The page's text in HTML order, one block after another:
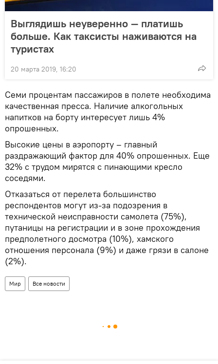
Выглядишь неуверенно — платишь
больше. Как таксисты наживаются на
туристах
20 марта 2019, 16:20
Семи процентам пассажиров в полете необходима
качественная пресса. Наличие алкогольных
напитков на борту интересует лишь 4%
опрошенных.
Высокие цены в аэропорту – главный
раздражающий фактор для 40% опрошенных. Еще
32% с трудом мирятся с пинающими кресло
соседями.
Отказаться от перелета большинство
респондентов могут из-за подозрения в
технической неисправности самолета (75%),
путаницы на регистрации и в зоне прохождения
предполетного досмотра (10%), хамского
отношения персонала (9%) и даже грязи в салоне
(2%).
Мир Все новости